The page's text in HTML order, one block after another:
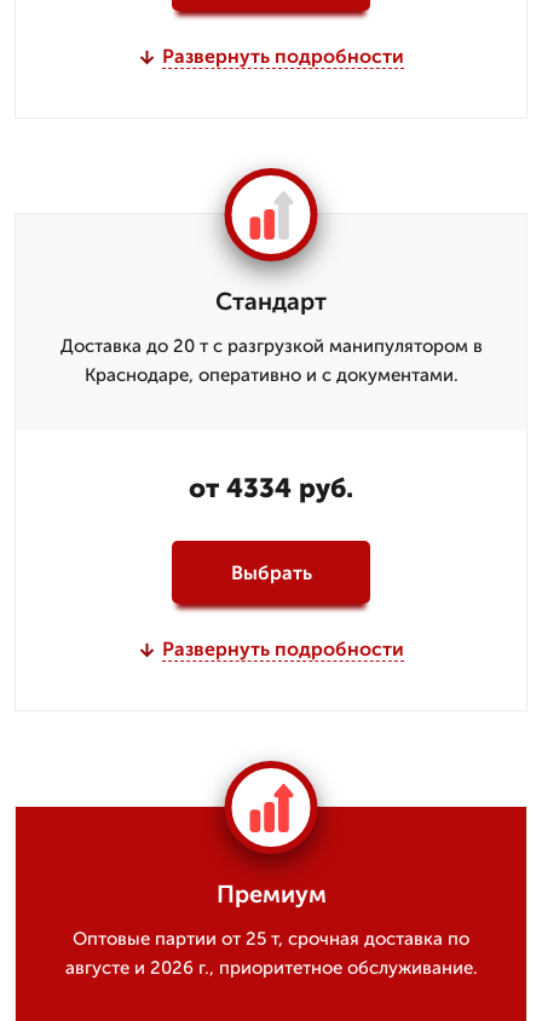
Развернуть подробности
Стандарт
Доставка до 20 т с разгрузкой манипулятором в
Краснодаре, оперативно и с документами.
от 4334 руб.
Выбрать
Развернуть подробности
Премиум
Оптовые партии от 25 т, срочная доставка по
августе и 2026 г., приоритетное обслуживание.